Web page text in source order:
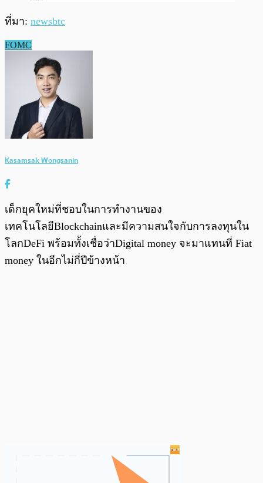
ที่มา: newsbtc
FOMC
Kasamsak Wongsanin
เด็กยุคใหม่ที่ชอบในการทำงานของ
เทคโนโลยีBlockchainและมีความสนใจกับการลงทุนใน
โลกDeFi พร้อมทั้งเชื่อว่าDigital money จะมาแทนที่ Fiat
money ในอีกไม่กี่ปีข้างหน้า